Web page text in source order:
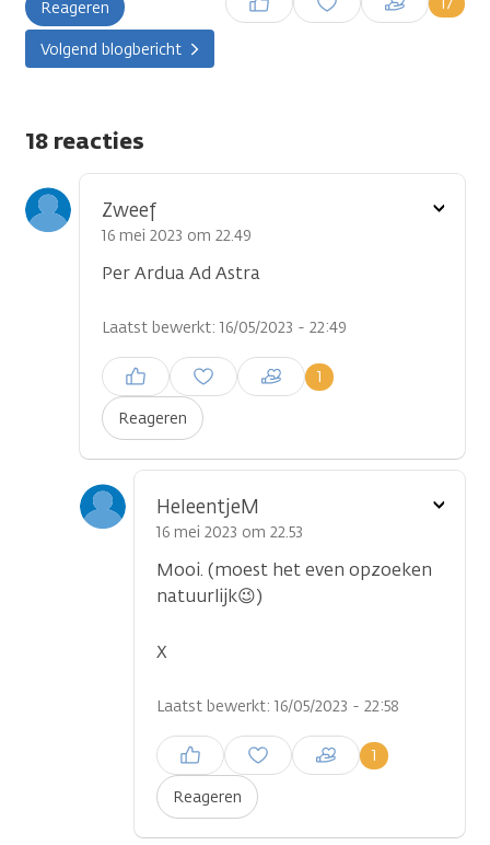
Reageren
plaatsen
Volgend blogbericht
18 reacties
Zweef
16 mei 2023 om 22.49
Per Ardua Ad Astra
Laatst bewerkt: 16/05/2023 - 22:49
Reageren
1
Inloggen om een reactie te
plaatsen
Toon
HeleentjeM
16 mei 2023 om 22.53
Mooi. (moest het even opzoeken
natuurlijk😉)
X
Laatst bewerkt: 16/05/2023 - 22:58
Reageren
1
Inloggen om een reactie te
plaatsen
Toon